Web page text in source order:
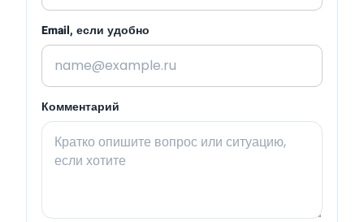
Email, если удобно
Комментарий